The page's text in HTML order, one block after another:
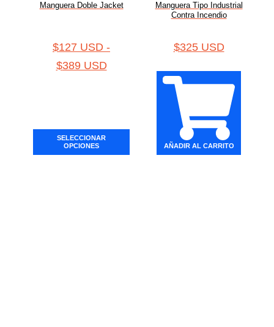
Manguera Doble Jacket
$127 USD -
$389 USD
SELECCIONAR
OPCIONES
Manguera Tipo Industrial
Contra Incendio
$325 USD
AÑADIR AL CARRITO